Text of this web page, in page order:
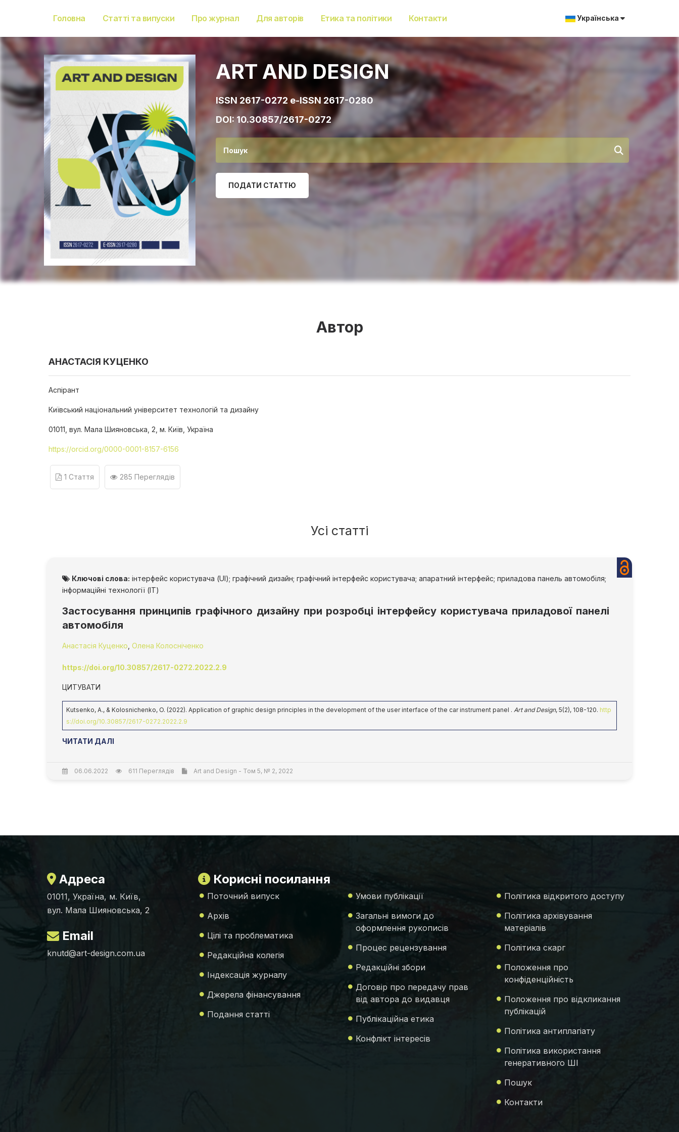
Головна Статті та випуски Про журнал Для авторів Етика та політики Контакти Українська
ART AND DESIGN
ISSN 2617-0272 e-ISSN 2617-0280
DOI:10.30857/2617-0272
ПОДАТИ СТАТТЮ
Автор
АНАСТАСІЯ КУЦЕНКО
Аспірант
Київський національний університет технологій та дизайну
01011, вул. Мала Шияновська, 2, м. Київ, Україна
https://orcid.org/0000-0001-8157-6156
1 Стаття 285 Переглядів
Усі статті
Ключові слова: інтерфейс користувача (UI); графічний дизайн; графічний інтерфейс користувача; апаратний інтерфейс; приладова панель автомобіля;
інформаційні технології (IT)
Застосування принципів графічного дизайну при розробці інтерфейсу користувача приладової панелі
автомобіля
Анастасія Куценко Олена Колосніченко
https://doi.org/10.30857/2617-0272.2022.2.9
ЦИТУВАТИ
Kutsenko, A., & Kolosnichenko, O. (2022). Application of graphic design principles in the development of the user interface of the car instrument panel . Art and Design, 5(2), 108-120. http
s://doi.org/10.30857/2617-0272.2022.2.9
ЧИТАТИ ДАЛІ
06.06.2022 611 Переглядів Art and Design - Том 5, № 2, 2022
Адреса
01011, Україна, м. Київ,
вул. Мала Шияновська, 2
Email
knutd@art-design.com.ua
Корисні посилання
Поточний випуск
Архів
Цілі та проблематика
Редакційна колегія
Індексація журналу
Джерела фінансування
Подання статті
Умови публікації
Загальні вимоги до
оформлення рукописів
Процес рецензування
Редакційні збори
Договір про передачу прав
від автора до видавця
Публікаційна етика
Конфлікт інтересів
Політика відкритого доступу
Політика архівування
матеріалів
Політика скарг
Положення про
конфіденційність
Положення про відкликання
публікацій
Політика антиплагіату
Політика використання
генеративного ШІ
Пошук
Контакти